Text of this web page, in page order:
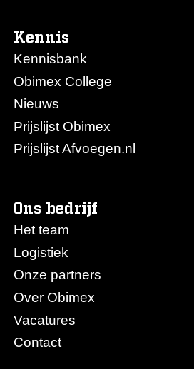
Kennis
Kennisbank
Obimex College
Nieuws
Prijslijst Obimex
Prijslijst Afvoegen.nl
Ons bedrijf
Het team
Logistiek
Onze partners
Over Obimex
Vacatures
Contact